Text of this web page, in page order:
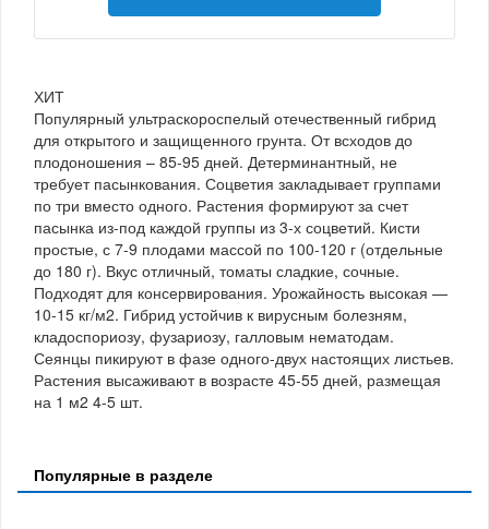
ХИТ
Популярный ультраскороспелый отечественный гибрид
для открытого и защищенного грунта. От всходов до
плодоношения – 85-95 дней. Детерминантный, не
требует пасынкования. Соцветия закладывает группами
по три вместо одного. Растения формируют за счет
пасынка из-под каждой группы из 3-х соцветий. Кисти
простые, с 7-9 плодами массой по 100-120 г (отдельные
до 180 г). Вкус отличный, томаты сладкие, сочные.
Подходят для консервирования. Урожайность высокая —
10-15 кг/м2. Гибрид устойчив к вирусным болезням,
кладоспориозу, фузариозу, галловым нематодам.
Сеянцы пикируют в фазе одного-двух настоящих листьев.
Растения высаживают в возрасте 45-55 дней, размещая
на 1 м2 4-5 шт.
Популярные в разделе